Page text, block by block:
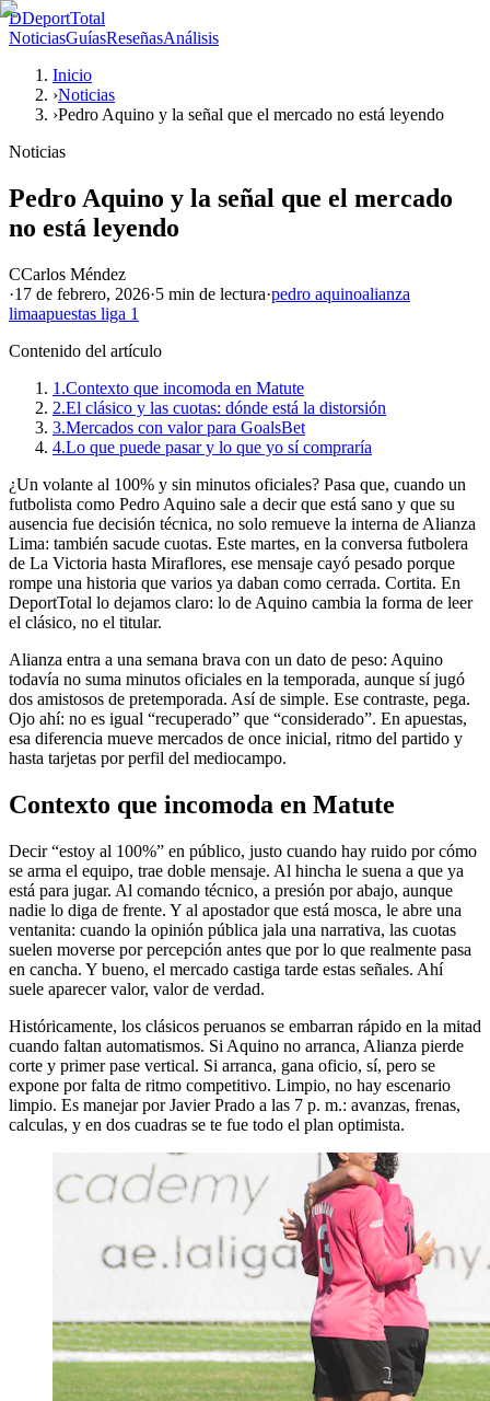
DDeportTotal
NoticiasGuíasReseñasAnálisis
Inicio
›Noticias
›Pedro Aquino y la señal que el mercado no está leyendo
Noticias
Pedro Aquino y la señal que el mercado
no está leyendo
CCarlos Méndez
·17 de febrero, 2026·5 min de lectura·pedro aquinoalianza
limaapuestas liga 1
Contenido del artículo
1.Contexto que incomoda en Matute
2.El clásico y las cuotas: dónde está la distorsión
3.Mercados con valor para GoalsBet
4.Lo que puede pasar y lo que yo sí compraría
¿Un volante al 100% y sin minutos oficiales? Pasa que, cuando un
futbolista como Pedro Aquino sale a decir que está sano y que su
ausencia fue decisión técnica, no solo remueve la interna de Alianza
Lima: también sacude cuotas. Este martes, en la conversa futbolera
de La Victoria hasta Miraflores, ese mensaje cayó pesado porque
rompe una historia que varios ya daban como cerrada. Cortita. En
DeportTotal lo dejamos claro: lo de Aquino cambia la forma de leer
el clásico, no el titular.
Alianza entra a una semana brava con un dato de peso: Aquino
todavía no suma minutos oficiales en la temporada, aunque sí jugó
dos amistosos de pretemporada. Así de simple. Ese contraste, pega.
Ojo ahí: no es igual “recuperado” que “considerado”. En apuestas,
esa diferencia mueve mercados de once inicial, ritmo del partido y
hasta tarjetas por perfil del mediocampo.
Contexto que incomoda en Matute
Decir “estoy al 100%” en público, justo cuando hay ruido por cómo
se arma el equipo, trae doble mensaje. Al hincha le suena a que ya
está para jugar. Al comando técnico, a presión por abajo, aunque
nadie lo diga de frente. Y al apostador que está mosca, le abre una
ventanita: cuando la opinión pública jala una narrativa, las cuotas
suelen moverse por percepción antes que por lo que realmente pasa
en cancha. Y bueno, el mercado castiga tarde estas señales. Ahí
suele aparecer valor, valor de verdad.
Históricamente, los clásicos peruanos se embarran rápido en la mitad
cuando faltan automatismos. Si Aquino no arranca, Alianza pierde
corte y primer pase vertical. Si arranca, gana oficio, sí, pero se
expone por falta de ritmo competitivo. Limpio, no hay escenario
limpio. Es manejar por Javier Prado a las 7 p. m.: avanzas, frenas,
calculas, y en dos cuadras se te fue todo el plan optimista.